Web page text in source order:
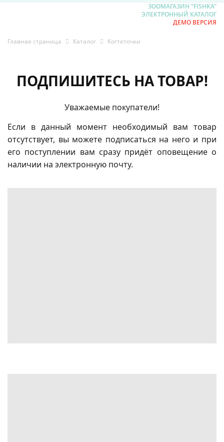
ЗООМАГАЗИН "FISHKA"
ЭЛЕКТРОННЫЙ КАТАЛОГ
ДЕМО ВЕРСИЯ
Главная страница Каталог Когтеточки
ПОДПИШИТЕСЬ НА ТОВАР!
Уважаемые покупатели!
Если в данный момент необходимый вам товар
отсутствует, вы можете подписаться на него и при
его поступлении вам сразу придёт оповещение о
наличии на электронную почту.